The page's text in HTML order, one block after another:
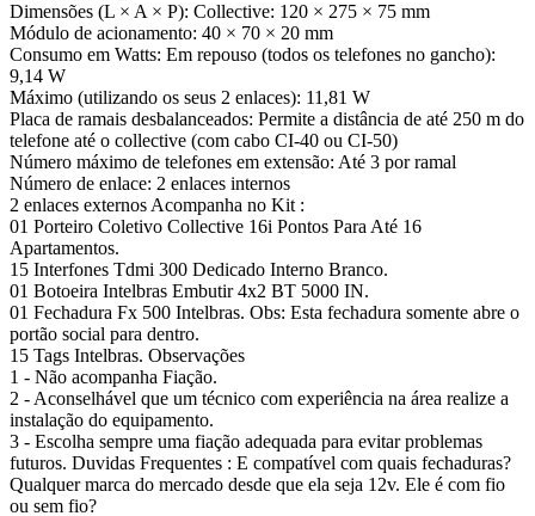
Dimensões (L × A × P): Collective: 120 × 275 × 75 mm
Módulo de acionamento: 40 × 70 × 20 mm
Consumo em Watts: Em repouso (todos os telefones no gancho):
9,14 W
Máximo (utilizando os seus 2 enlaces): 11,81 W
Placa de ramais desbalanceados: Permite a distância de até 250 m do
telefone até o collective (com cabo CI-40 ou CI-50)
Número máximo de telefones em extensão: Até 3 por ramal
Número de enlace: 2 enlaces internos
2 enlaces externos Acompanha no Kit :
01 Porteiro Coletivo Collective 16i Pontos Para Até 16
Apartamentos.
15 Interfones Tdmi 300 Dedicado Interno Branco.
01 Botoeira Intelbras Embutir 4x2 BT 5000 IN.
01 Fechadura Fx 500 Intelbras. Obs: Esta fechadura somente abre o
portão social para dentro.
15 Tags Intelbras. Observações
1 - Não acompanha Fiação.
2 - Aconselhável que um técnico com experiência na área realize a
instalação do equipamento.
3 - Escolha sempre uma fiação adequada para evitar problemas
futuros. Duvidas Frequentes : E compatível com quais fechaduras?
Qualquer marca do mercado desde que ela seja 12v. Ele é com fio
ou sem fio?